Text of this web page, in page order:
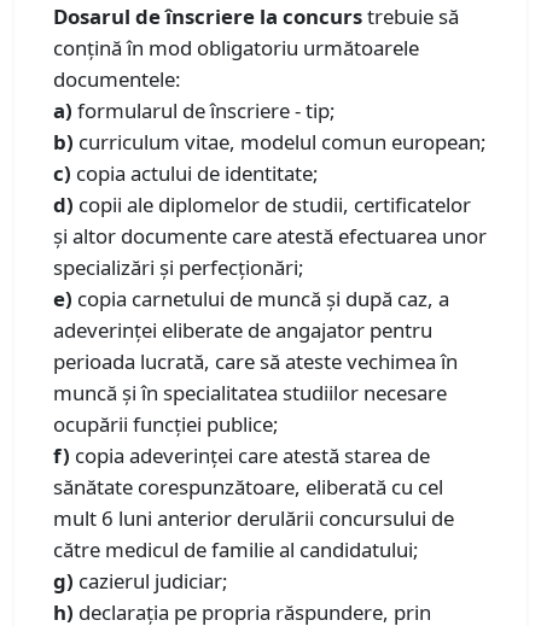
Dosarul de înscriere la concurstrebuie să
conţină în mod obligatoriu următoarele
documentele:
a) formularul de înscriere - tip;
b) curriculum vitae, modelul comun european;
c) copia actului de identitate;
d) copii ale diplomelor de studii, certificatelor
şi altor documente care atestă efectuarea unor
specializări şi perfecţionări;
e) copia carnetului de muncă şi după caz, a
adeverinţei eliberate de angajator pentru
perioada lucrată, care să ateste vechimea în
muncă şi în specialitatea studiilor necesare
ocupării funcţiei publice;
f) copia adeverinţei care atestă starea de
sănătate corespunzătoare, eliberată cu cel
mult 6 luni anterior derulării concursului de
către medicul de familie al candidatului;
g) cazierul judiciar;
h) declaraţia pe propria răspundere, prin